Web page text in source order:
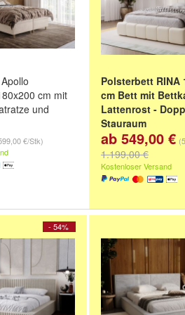
cm mit
und
cm,140x200
€/Stk)
Polsterbett RINA
cm Bett mit
Lattenrost -
Stauraum
120/140/160/180/
cm
Farbe:SILVER
VELVET 4318und
ab 549,00 €
1.199,00 €
Kostenloser Versand
- 54%